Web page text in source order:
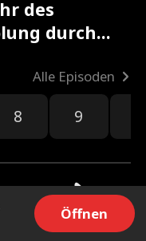
des
durch
Alle Episoden
8 9
Teilen
Öffnen